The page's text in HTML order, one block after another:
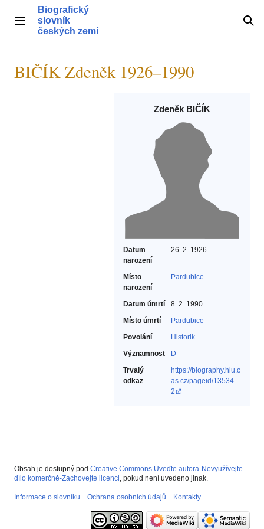
obsahHlavní menu
Biografický
slovník
českých zemí
BIČÍK Zdeněk 1926–1990
Zdeněk BIČÍK
Datum
narození
26. 2. 1926
Místo
narození
Pardubice
Datum úmrtí
8. 2. 1990
Místo úmrtí
Pardubice
Povolání
Historik‎
Významnost
D
Trvalý
odkaz
https://biography.hiu.c
as.cz/pageid/13534
2
Obsah je dostupný pod Creative Commons Uveďte autora-Nevyužívejte
dílo komerčně-Zachovejte licenci, pokud není uvedeno jinak.
Informace o slovníku Ochrana osobních údajů Kontakty